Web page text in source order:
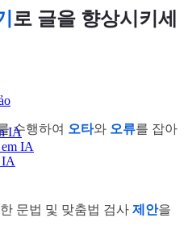
IA
IA
IA
로 글을 향상시키세
수행하여 오타와 오류를 잡아
문법 및 맞춤법 검사 제안을